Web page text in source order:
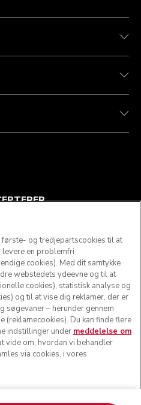
OS
første- og tredjepartscookies til at
en problemfri
cookies). Med dit samtykke
webstedets ydeevne og til at
cookies), statistisk analyse og
og til at vise dig reklamer, der er
– herunder gennem
Du kan finde flere
indstillinger under meddelelse om
vide om, hvordan vi behandler
via cookies, i vores